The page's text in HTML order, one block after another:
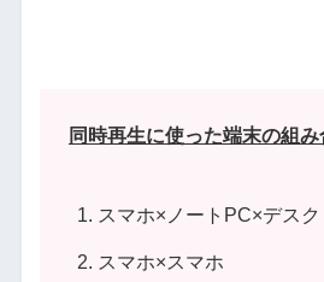
同時再生に使った端末の組
スマホ×ノートPC×デス
スマホ×スマホ